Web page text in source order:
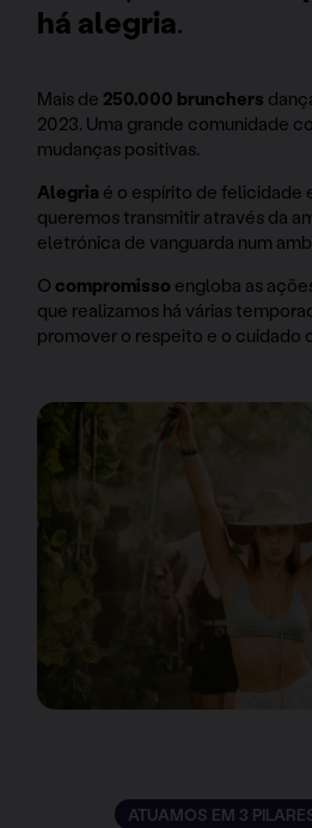
há alegria.
Mais de 250.000 brunchers
2023. Uma grande comunidade
mudanças positivas.
Alegria é o espírito de felicidade
queremos transmitir através da
eletrónica de vanguarda num
O compromisso engloba as
que realizamos há várias
promover o respeito e o cuidado
ATUAMOS EM 3